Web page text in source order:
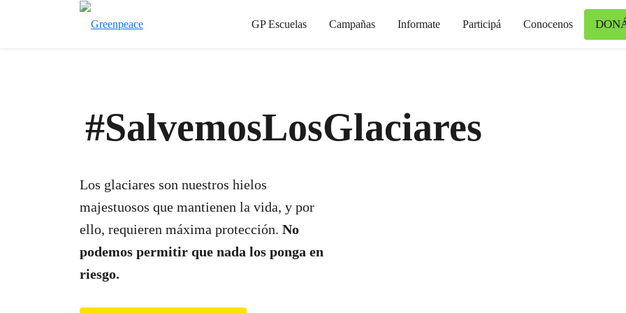
GP Escuelas Campañas Informate Participá Conocenos
#SalvemosLosGlaciares
Los glaciares son nuestros hielos
majestuosos que mantienen la vida, y por
ello, requieren máxima protección. No
podemos permitir que nada los ponga en
riesgo.